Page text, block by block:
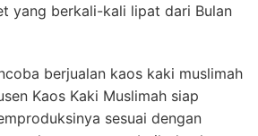
yang berkali-kali lipat dari Bulan
berjualan kaos kaki muslimah
Kaos Kaki Muslimah siap
sesuai dengan